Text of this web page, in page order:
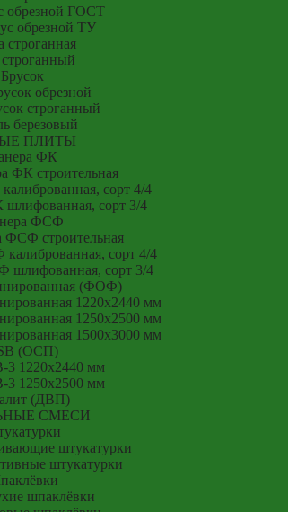
обрезной ГОСТ
обрезной ТУ
строганная
Брусок
обрезной
строганный
березовый
ПЛИТЫ
ФК
ФК строительная
сорт 4/4
сорт 3/4
ФСФ
ФСФ строительная
сорт 4/4
шлифованная, сорт 3/4
(ФОФ)
1220x2440 мм
1250x2500 мм
1500x3000 мм
(ОСП)
3 1220x2440 мм
3 1250x2500 мм
(ДВП)
СМЕСИ
штукатурки
штукатурки
шпаклёвки